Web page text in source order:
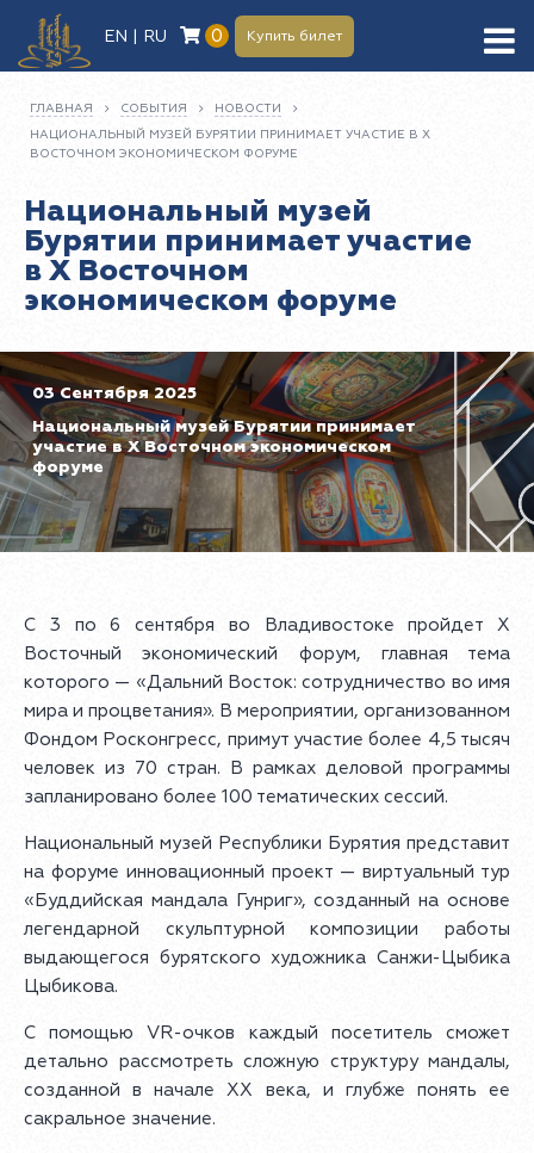
EN | RU 0 Купить билет
ГЛАВНАЯ СОБЫТИЯ
НОВОСТИ
НАЦИОНАЛЬНЫЙ МУЗЕЙ БУРЯТИИ ПРИНИМАЕТ УЧАСТИЕ В X
ВОСТОЧНОМ ЭКОНОМИЧЕСКОМ ФОРУМЕ
Национальный музей
Бурятии принимает участие
в X Восточном
экономическом форуме
03 Сентября 2025
Национальный музей Бурятии принимает
участие в X Восточном экономическом
форуме
С 3 по 6 сентября во Владивостоке пройдет X
Восточный экономический форум, главная тема
которого — «Дальний Восток: сотрудничество во имя
мира и процветания». В мероприятии, организованном
Фондом Росконгресс, примут участие более 4,5 тысяч
человек из 70 стран. В рамках деловой программы
запланировано более 100 тематических сессий.
Национальный музей Республики Бурятия представит
на форуме инновационный проект — виртуальный тур
«Буддийская мандала Гунриг», созданный на основе
легендарной скульптурной композиции работы
выдающегося бурятского художника Санжи-Цыбика
Цыбикова.
С помощью VR-очков каждый посетитель сможет
детально рассмотреть сложную структуру мандалы,
созданной в начале XX века, и глубже понять ее
сакральное значение.